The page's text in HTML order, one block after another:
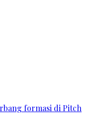
formasi di Pitch